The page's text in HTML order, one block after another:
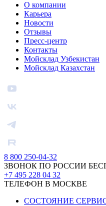
О компании
Карьера
Новости
Отзывы
Пресс-центр
Контакты
Мойсклад Узбекистан
Мойсклад Казахстан
8 800 250-04-32
ЗВОНОК ПО РОССИИ
+7 495 228 04 32
ТЕЛЕФОН В МОСКВЕ
СОСТОЯНИЕ